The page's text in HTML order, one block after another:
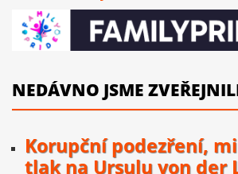
NEDÁVNO JSME
Korupční podezření,
tlak na Ursulu von der